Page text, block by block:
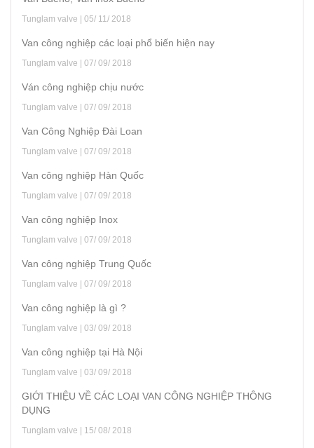
Tunglam valve | 05/ 11/ 2018
Van công nghiệp các loại phổ biến hiện nay
Tunglam valve | 07/ 09/ 2018
Ván công nghiệp chịu nước
Tunglam valve | 07/ 09/ 2018
Van Công Nghiệp Đài Loan
Tunglam valve | 07/ 09/ 2018
Van công nghiệp Hàn Quốc
Tunglam valve | 07/ 09/ 2018
Van công nghiệp Inox
Tunglam valve | 07/ 09/ 2018
Van công nghiệp Trung Quốc
Tunglam valve | 07/ 09/ 2018
Van công nghiệp là gì ?
Tunglam valve | 03/ 09/ 2018
Van công nghiệp tại Hà Nội
Tunglam valve | 03/ 09/ 2018
GIỚI THIỆU VỀ CÁC LOẠI VAN CÔNG NGHIỆP THÔNG
DỤNG
Tunglam valve | 15/ 08/ 2018